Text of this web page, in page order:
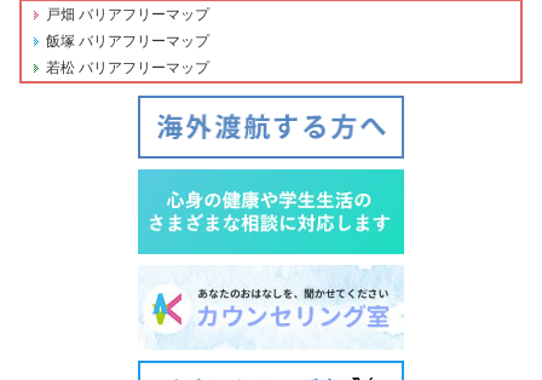
戸畑 バリアフリーマップ
飯塚 バリアフリーマップ
若松 バリアフリーマップ